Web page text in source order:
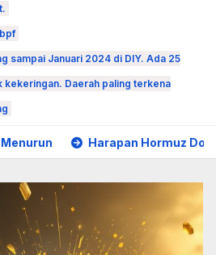
sampai Januari 2024 di DIY. Ada 25
kekeringan. Daerah paling terkena
Hormuz Dorong Emas Tembus